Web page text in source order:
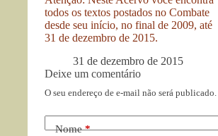
todos os textos postados no Combate
desde seu início, no final de 2009, até
31 de dezembro de 2015.
31 de dezembro de 2015
Deixe um comentário
O seu endereço de e-mail não será publicado.
Nome*